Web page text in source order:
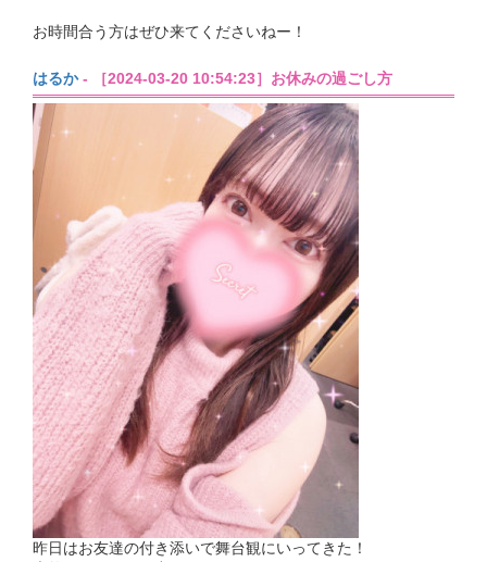
お時間合う方はぜひ来てくださいねー！
はるか- ［2024-03-20 10:54:23］お休みの過ごし方
昨日はお友達の付き添いで舞台観にいってきた！